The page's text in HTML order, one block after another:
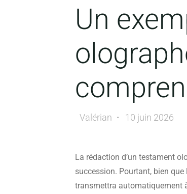
Un
Valérian 10 juin 2026
La rédaction d’un testament
succession. Pourtant, bien
transmettra automatiquement